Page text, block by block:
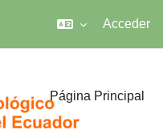
Acceder
Página Principal